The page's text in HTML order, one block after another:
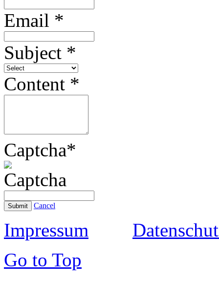
Email *
Subject *
Content *
Captcha*
Submit Cancel
Impressum
Go to Top